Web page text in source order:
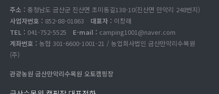
주소 : 충청남도 금산군 진산면 초미동길138-10(진산면 만악리 248번지)
사업자번호 : 852-88-01863 대표자 : 이창래
TEL : 041-752-5525 E-mail : camping1001@naver.com
계좌번호 : 농협 301-6600-1001-21 / 농업회사법인 금산만악리수목원
(주)
관광농원 금산만악리수목원 오토캠핑장